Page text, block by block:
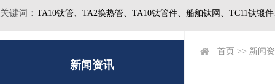
关键词： TA10钛管、 TA2换热管、 TA10钛管件、 船舶钛网、 TC11钛锻
新闻资讯
首页 >> 新闻